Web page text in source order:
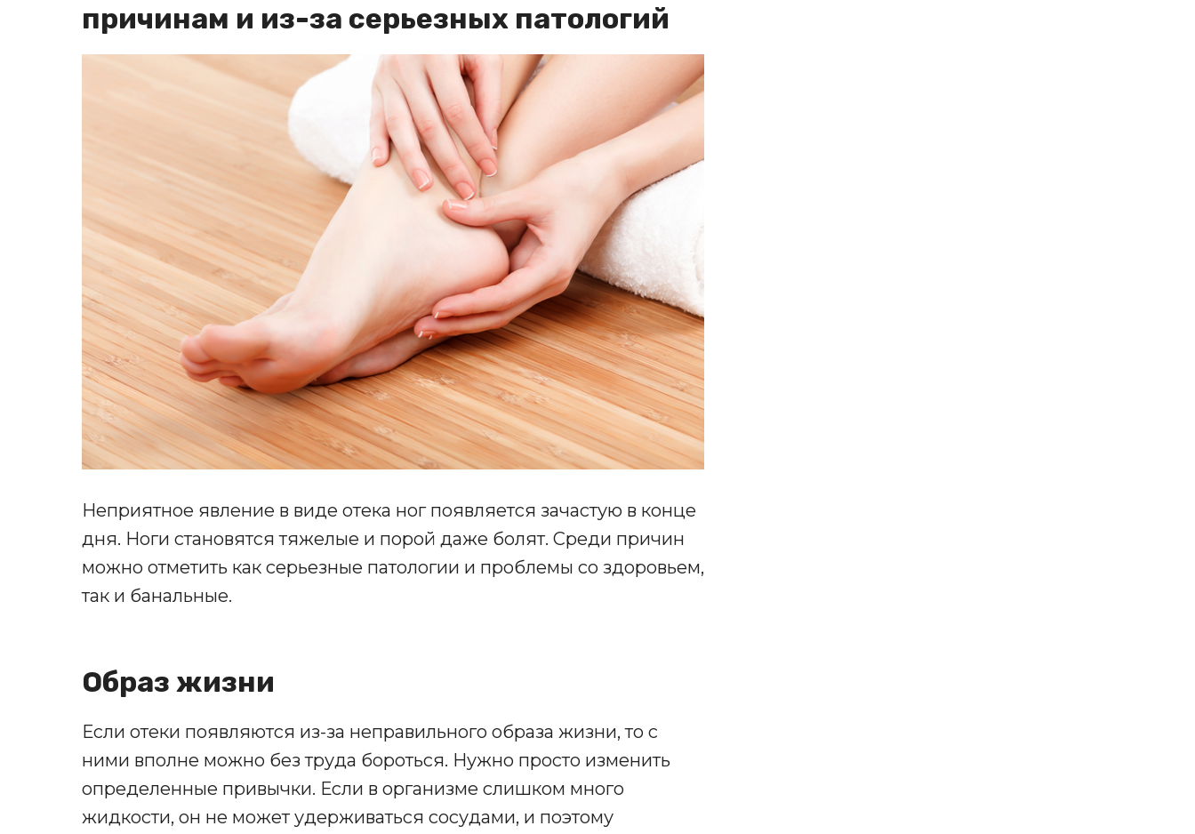
причинам и из-за серьезных патологий
Неприятное явление в виде отека ног появляется зачастую в конце
дня. Ноги становятся тяжелые и порой даже болят. Среди причин
можно отметить как серьезные патологии и проблемы со здоровьем,
так и банальные.
Образ жизни
Если отеки появляются из-за неправильного образа жизни, то с
ними вполне можно без труда бороться. Нужно просто изменить
определенные привычки. Если в организме слишком много
жидкости, он не может удерживаться сосудами, и поэтому